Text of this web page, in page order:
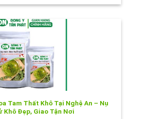
Tam Thất Khô Tại Nghệ An – Nụ
Khô Đẹp, Giao Tận Nơi